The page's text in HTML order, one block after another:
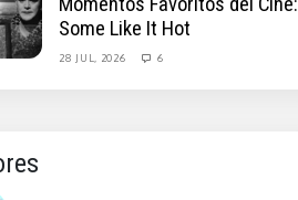
Some Like It Hot
28 JUL, 2026 6